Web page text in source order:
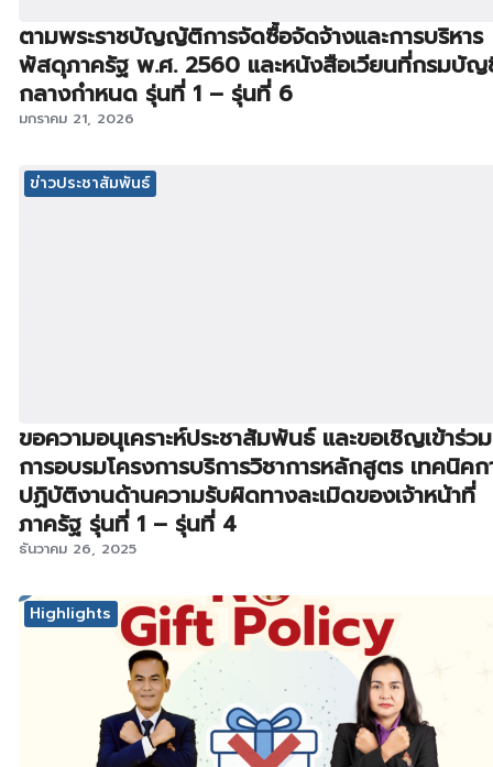
ตามพระราชบัญญัติการจัดซื้อจัดจ้างและการบริหาร
พัสดุภาครัฐ พ.ศ. 2560 และหนังสือเวียนที่กรมบัญ
กลางกำหนด รุ่นที่ 1 – รุ่นที่ 6
มกราคม 21, 2026
ข่าวประชาสัมพันธ์
ขอความอนุเคราะห์ประชาสัมพันธ์ และขอเชิญเข้าร่วม
การอบรมโครงการบริการวิชาการหลักสูตร เทคนิคก
ปฏิบัติงานด้านความรับผิดทางละเมิดของเจ้าหน้าที่
ภาครัฐ รุ่นที่ 1 – รุ่นที่ 4
ธันวาคม 26, 2025
Highlights